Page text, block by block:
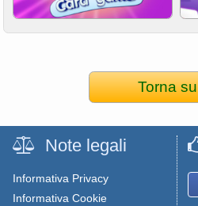
Torna su
Note legali
Informativa Privacy
Informativa Cookie